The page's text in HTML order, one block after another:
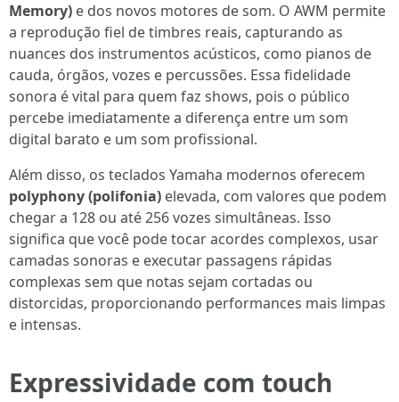
Memory) e dos novos motores de som. O AWM permite
a reprodução fiel de timbres reais, capturando as
nuances dos instrumentos acústicos, como pianos de
cauda, órgãos, vozes e percussões. Essa fidelidade
sonora é vital para quem faz shows, pois o público
percebe imediatamente a diferença entre um som
digital barato e um som profissional.
Além disso, os teclados Yamaha modernos oferecem
polyphony (polifonia) elevada, com valores que podem
chegar a 128 ou até 256 vozes simultâneas. Isso
significa que você pode tocar acordes complexos, usar
camadas sonoras e executar passagens rápidas
complexas sem que notas sejam cortadas ou
distorcidas, proporcionando performances mais limpas
e intensas.
Expressividade com touch